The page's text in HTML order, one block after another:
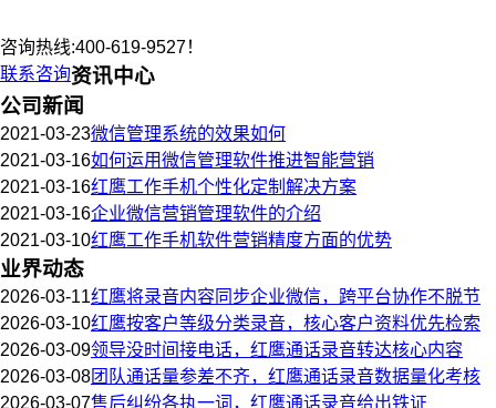
咨询热线:400-619-9527！
联系咨询资讯中心
公司新闻
2021-03-23微信管理系统的效果如何
2021-03-16如何运用微信管理软件推进智能营销
2021-03-16红鹰工作手机个性化定制解决方案
2021-03-16企业微信营销管理软件的介绍
2021-03-10红鹰工作手机软件营销精度方面的优势
业界动态
2026-03-11红鹰将录音内容同步企业微信，跨平台协作不脱节
2026-03-10红鹰按客户等级分类录音，核心客户资料优先检索
2026-03-09领导没时间接电话，红鹰通话录音转达核心内容
2026-03-08团队通话量参差不齐，红鹰通话录音数据量化考核
2026-03-07售后纠纷各执一词，红鹰通话录音给出铁证